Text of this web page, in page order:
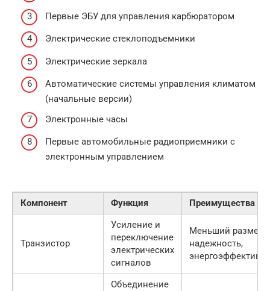
Первые ЭБУ для управления карбюратором
Электрические стеклоподъемники
Электрические зеркала
Автоматические системы управления климатом
(начальные версии)
Электронные часы
Первые автомобильные радиоприемники с
электронным управлением
Компонент Функция Преимущества
Транзистор
Усиление и
переключение
электрических
сигналов
Меньший размер,
надежность,
Объединение